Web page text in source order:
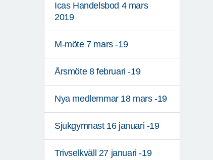
Icas Handelsbod 4 mars
2019
M-möte 7 mars -19
Årsmöte 8 februari -19
Nya medlemmar 18 mars -19
Sjukgymnast 16 januari -19
Trivselkväll 27 januari -19